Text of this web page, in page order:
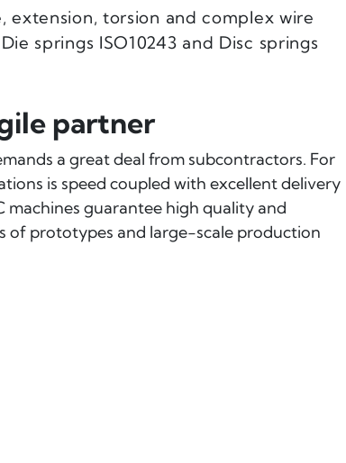
extension, torsion and complex wire
springs ISO10243 and Disc springs
partner
a great deal from subcontractors. For
is speed coupled with excellent delivery
guarantee high quality and
of prototypes and large-scale production